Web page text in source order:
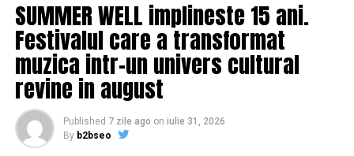
Dacă ţi-a plăcut articolul, urmăreşteMEDIAFAX.RO pe
FACEBOOK »
Conținutul website-ului www.mediafax.ro este destinat
exclusiv informării și uzului dumneavoastră personal.
Esteinterzisă
lipsa unui acord din partea MEDIAFAX. Pentru a obține
acest acord, vă rugăm să ne contactați la adresa
SUMMER WELL implineste 15 ani.
Festivalul care a transformat
muzica intr-un univers cultural
revine in august
Published 7 zile ago on iulie 31, 2026
By b2bseo